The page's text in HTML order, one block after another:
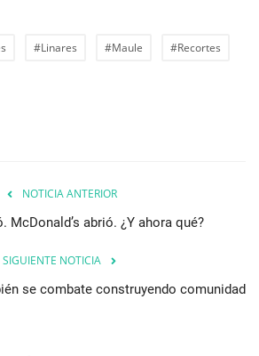
#Linares #Maule #Recortes
NOTICIA ANTERIOR
McDonald’s abrió. ¿Y ahora qué?
SIGUIENTE NOTICIA
se combate construyendo comunidad